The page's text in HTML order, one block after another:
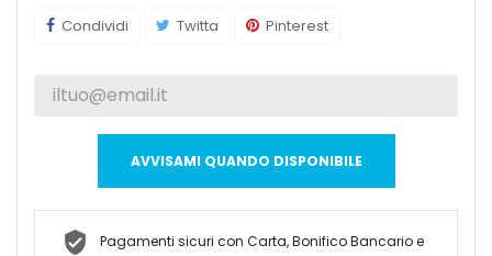
Condividi Twitta Pinterest
AVVISAMI QUANDO DISPONIBILE
Pagamenti sicuri con Carta, Bonifico Bancario e